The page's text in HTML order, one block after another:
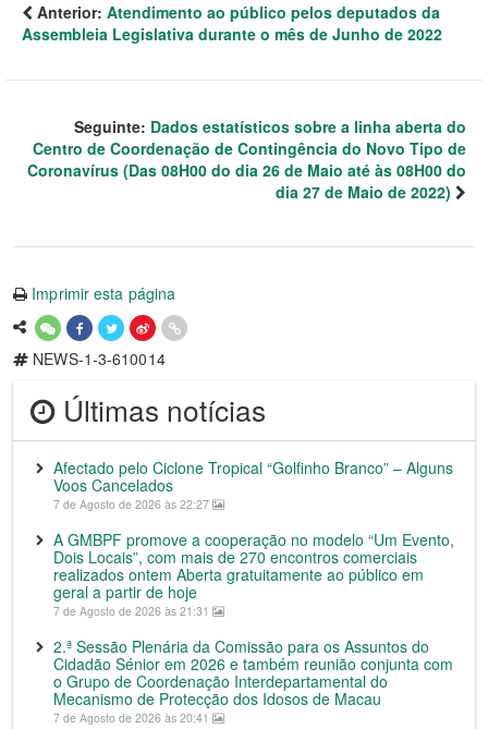
Anterior: Atendimento ao público pelos deputados da
Assembleia Legislativa durante o mês de Junho de 2022
Seguinte: Dados estatísticos sobre a linha aberta do
Centro de Coordenação de Contingência do Novo Tipo de
Coronavírus (Das 08H00 do dia 26 de Maio até às 08H00 do
dia 27 de Maio de 2022)
Imprimir esta página
NEWS-1-3-610014
Últimas notícias
Afectado pelo Ciclone Tropical “Golfinho Branco” – Alguns
Voos Cancelados
7 de Agosto de 2026 às 22:27
A GMBPF promove a cooperação no modelo “Um Evento,
Dois Locais”, com mais de 270 encontros comerciais
realizados ontem Aberta gratuitamente ao público em
geral a partir de hoje
7 de Agosto de 2026 às 21:31
2.ª Sessão Plenária da Comissão para os Assuntos do
Cidadão Sénior em 2026 e também reunião conjunta com
o Grupo de Coordenação Interdepartamental do
Mecanismo de Protecção dos Idosos de Macau
7 de Agosto de 2026 às 20:41